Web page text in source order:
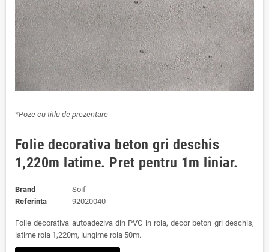
*Poze cu titlu de prezentare
Folie decorativa beton gri deschis
1,220m latime. Pret pentru 1m liniar.
Brand
Soif
Referinta
92020040
Folie decorativa autoadeziva din PVC in rola, decor beton gri deschis,
latime rola 1,220m, lungime rola 50m.